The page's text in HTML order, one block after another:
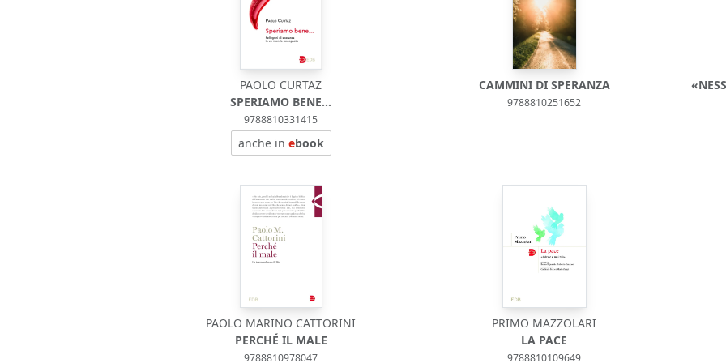
PAOLO CURTAZ
SPERIAMO BENE...
9788810331415
anche in ebook
CAMMINI DI SPERANZA
9788810251652
PAOLO MARINO CATTORINI
PERCHÉ IL MALE
9788810978047
PRIMO MAZZOLARI
LA PACE
9788810109649